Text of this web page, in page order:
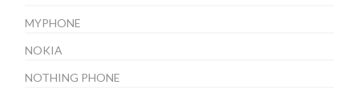
MYPHONE
NOKIA
NOTHING PHONE